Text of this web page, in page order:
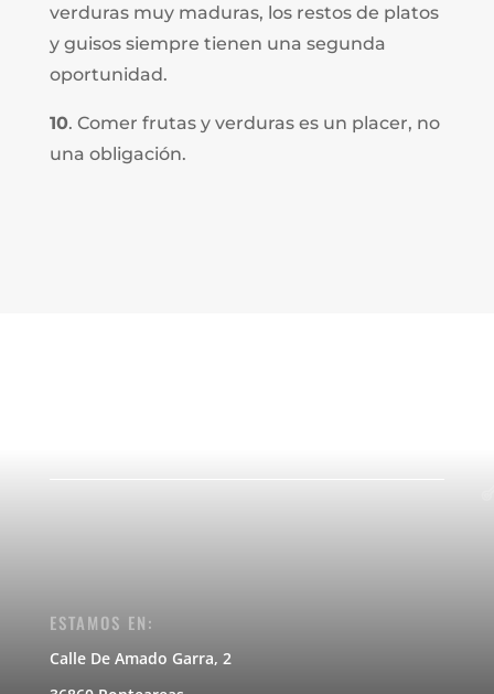
verduras muy maduras, los restos de platos
y guisos siempre tienen una segunda
oportunidad.
10. Comer frutas y verduras es un placer, no
una obligación.
ESTAMOS EN:
Calle De Amado Garra, 2